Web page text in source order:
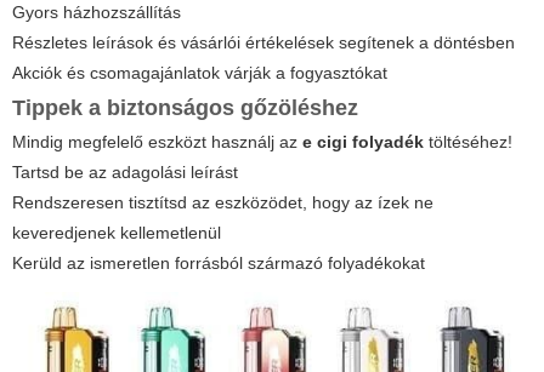
Gyors házhozszállítás
Részletes leírások és vásárlói értékelések segítenek a döntésben
Akciók és csomagajánlatok várják a fogyasztókat
Tippek a biztonságos gőzöléshez
Mindig megfelelő eszközt használj az e cigi folyadék töltéséhez!
Tartsd be az adagolási leírást
Rendszeresen tisztítsd az eszközödet, hogy az ízek ne
keveredjenek kellemetlenül
Kerüld az ismeretlen forrásból származó folyadékokat